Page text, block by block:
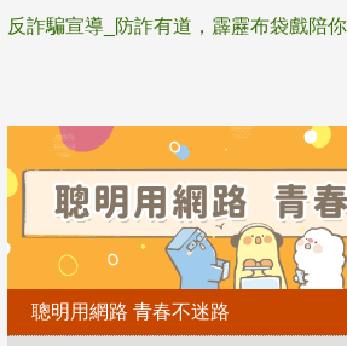
聰明用網路 青春不迷路